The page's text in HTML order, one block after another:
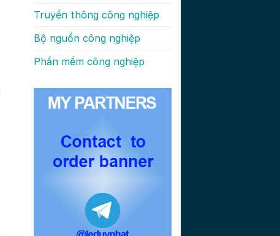
Truyền thông công nghiệp
Bộ nguồn công nghiệp
Phần mềm công nghiệp